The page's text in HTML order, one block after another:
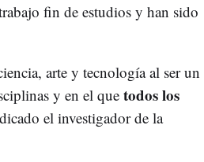
fin de estudios y han sido
arte y tecnología al ser un
y en el quetodos los
el investigador de la